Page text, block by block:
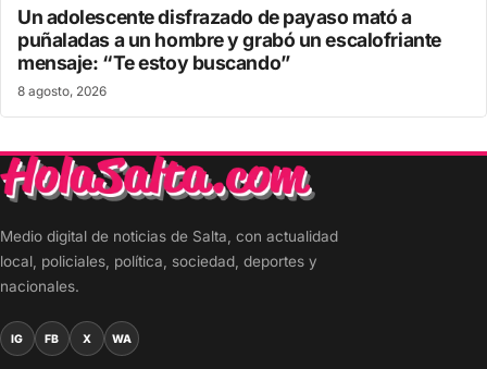
Un adolescente disfrazado de payaso mató a
puñaladas a un hombre y grabó un escalofriante
mensaje: “Te estoy buscando”
8 agosto, 2026
Medio digital de noticias de Salta, con actualidad
local, policiales, política, sociedad, deportes y
nacionales.
IG FB X WA